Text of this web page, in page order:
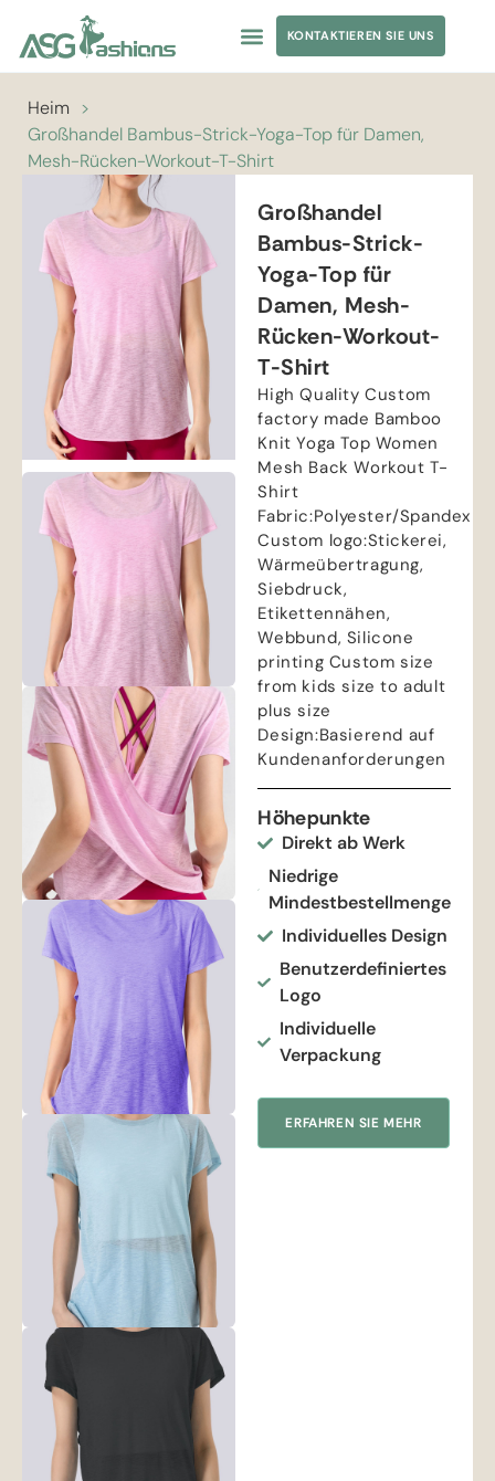
KONTAKTIEREN SIE UNS
Heim >
Großhandel Bambus-Strick-Yoga-Top für Damen,
Mesh-Rücken-Workout-T-Shirt
Großhandel
Bambus-Strick-
Yoga-Top für
Damen, Mesh-
Rücken-Workout-
T-Shirt
High Quality Custom
factory made Bamboo
Knit Yoga Top Women
Mesh Back Workout T-
Shirt
Fabric:Polyester/Spandex
Custom logo:Stickerei,
Wärmeübertragung,
Siebdruck,
Etikettennähen,
Webbund, Silicone
printing Custom size
from kids size to adult
plus size
Design:Basierend auf
Kundenanforderungen
Höhepunkte
Direkt ab Werk
Niedrige
Mindestbestellmenge
Individuelles Design
Benutzerdefiniertes
Logo
Individuelle
Verpackung
ERFAHREN SIE MEHR